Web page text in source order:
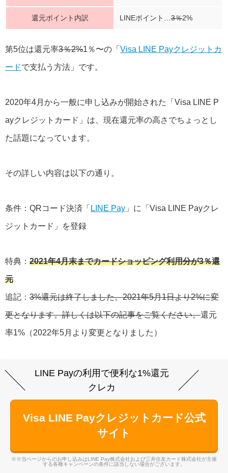
還元ポイント内訳 LINEポイント… 3％2%
第5位は還元率3％2%1％〜の「 Visa LINE Payクレジットカ
ードで支払う方法」です。
2020年4月から一般に申し込みが開始された「Visa LINE P
ayクレジットカード」は、現在還元率の高さでちょっとし
た話題になっています。
その詳しい内容は以下の通り。
条件：QRコード決済「 LINE Pay 」に「Visa LINE Payクレ
ジットカード」を登録
特典： 2021年4月末までカードショッピング利用分が3％還
元
追記： 3%還元は終了しました。2021年5月1日より2%に変
更となります。詳しくは以下の記事をご覧ください。還元
率1%（2022年5月より変更となりました）
LINE Payの利用で便利な1%還元
クレカ
Visa LINE Payクレジットカード公式
サイト
※※当ページからのお申し込みはLINE Pay株式会社および三井住友カード株式会社が主催
する各種キャンペーンの条件に該当しない場合がございます。